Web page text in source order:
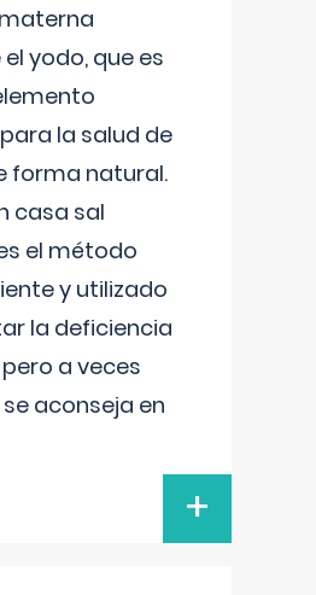
yodo, que es
la salud de
forma natural.
casa sal
el método
y utilizado
la deficiencia
a veces
aconseja en
+